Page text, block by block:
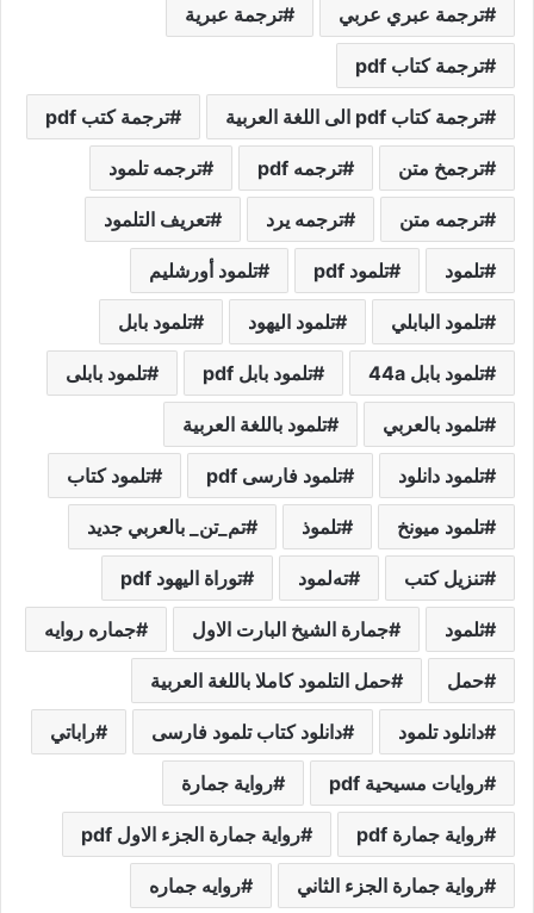
ترجمة عبري عربي ترجمة عبرية
ترجمة كتاب pdf
ترجمة كتاب pdf الى اللغة العربية ترجمة كتب pdf
ترجمخ متن ترجمه pdf ترجمه تلمود
ترجمه متن ترجمه يرد تعريف التلمود
تلمود تلمود pdf تلمود أورشليم
تلمود البابلي تلمود اليهود تلمود بابل
تلمود بابل 44a تلمود بابل pdf تلمود بابلی
تلمود بالعربي تلمود باللغة العربية
تلمود دانلود تلمود فارسی pdf تلمود کتاب
تلمود ميونخ تلموذ تم_تن_ بالعربي جديد
تنزيل كتب تەلمود توراة اليهود pdf
ثلمود جمارة الشيخ البارت الاول جماره روايه
حمل حمل التلمود كاملا باللغة العربية
دانلود تلمود دانلود کتاب تلمود فارسی راباتي
روايات مسيحية pdf رواية جمارة
رواية جمارة pdf رواية جمارة الجزء الاول pdf
رواية جمارة الجزء الثاني روايه جماره